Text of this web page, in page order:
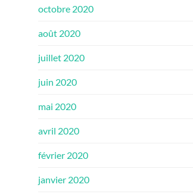
octobre 2020
août 2020
juillet 2020
juin 2020
mai 2020
avril 2020
février 2020
janvier 2020